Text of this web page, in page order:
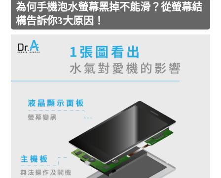
為何手機泡水螢幕黑掉不能滑？從螢幕結
構告訴你3大原因！